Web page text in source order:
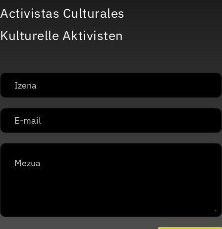
Activistas Culturales
Kulturelle Aktivisten